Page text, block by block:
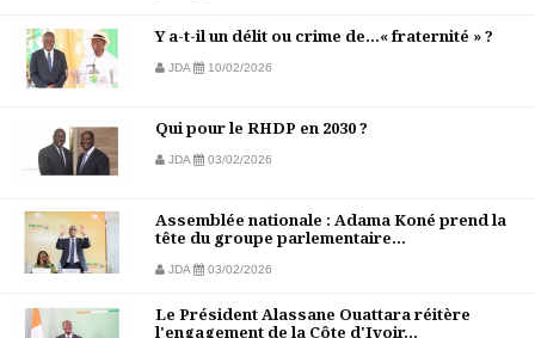
Y a-t-il un délit ou crime de…« fraternité » ?
JDA 10/02/2026
Qui pour le RHDP en 2030 ?
JDA 03/02/2026
Assemblée nationale : Adama Koné prend la
tête du groupe parlementaire...
JDA 03/02/2026
Le Président Alassane Ouattara réitère
l'engagement de la Côte d'Ivoir...